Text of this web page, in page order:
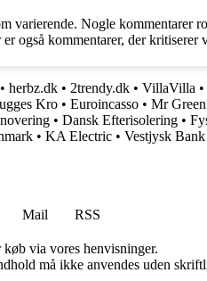
Nogle kommentarer
også kommentarer, der
• herbz.dk • 2trendy.dk • VillaVilla •
Kro • Euroincasso • Mr Green
• Dansk Efterisolering •
• KA Electric • Vestjysk Bank
Mail
RSS
via vores henvisninger.
må ikke anvendes uden